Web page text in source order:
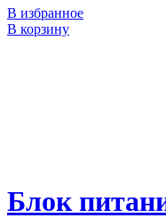
В избранное
В корзину
Блок